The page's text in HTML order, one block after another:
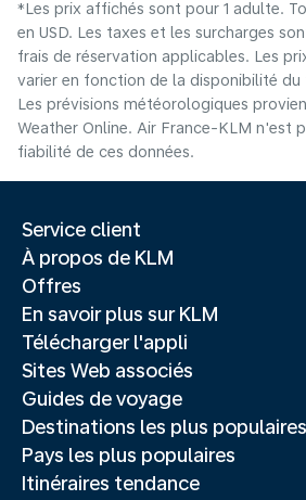
*Les prix affichés sont pour 1 adulte.
en USD. Les taxes et les surcharges
frais de réservation applicables. Les
varier en fonction de la disponibilité du
Les prévisions météorologiques
Weather Online. Air France-KLM n'est
fiabilité de ces données.
Service client
À propos de KLM
Offres
En savoir plus sur KLM
Télécharger l'appli
Sites Web associés
Guides de voyage
Destinations les plus populaires
Pays les plus populaires
Itinéraires tendance